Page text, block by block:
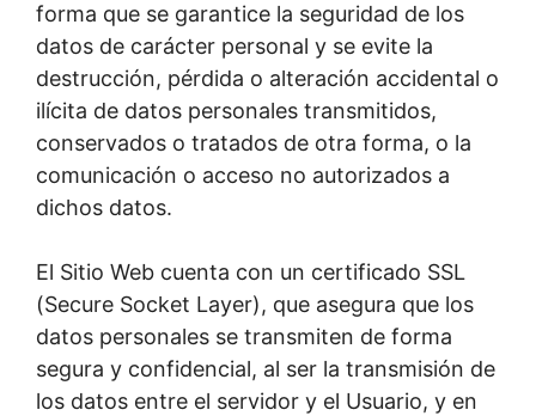
forma que se garantice la seguridad de los
datos de carácter personal y se evite la
destrucción, pérdida o alteración accidental o
ilícita de datos personales transmitidos,
conservados o tratados de otra forma, o la
comunicación o acceso no autorizados a
dichos datos.
El Sitio Web cuenta con un certificado SSL
(Secure Socket Layer), que asegura que los
datos personales se transmiten de forma
segura y confidencial, al ser la transmisión de
los datos entre el servidor y el Usuario, y en